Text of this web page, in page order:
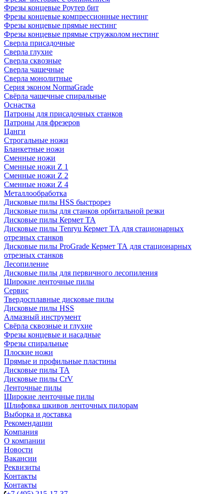
Фрезы концевые Роутер бит
Фрезы концевые компрессионные нестинг
Фрезы концевые прямые нестинг
Фрезы концевые прямые стружколом нестинг
Сверла присадочные
Сверла глухие
Сверла сквозные
Сверла чашечные
Сверла монолитные
Серия эконом NormaGrade
Свёрла чашечные спиральные
Оснастка
Патроны для присадочных станков
Патроны для фрезеров
Цанги
Строгальные ножи
Бланкетные ножи
Сменные ножи
Сменные ножи Z 1
Сменные ножи Z 2
Сменные ножи Z 4
Металлообработка
Дисковые пилы HSS быстрорез
Дисковые пилы для станков орбитальной резки
Дисковые пилы Кермет ТА
Дисковые пилы Tenryu Кермет ТА для стационарных
отрезных станков
Дисковые пилы ProGrade Кермет ТА для стационарных
отрезных станков
Лесопиление
Дисковые пилы для первичного лесопиления
Широкие ленточные пилы
Сервис
Твердосплавные дисковые пилы
Дисковые пилы HSS
Алмазный инструмент
Свёрла сквозные и глухие
Фрезы концевые и насадные
Фрезы спиральные
Плоские ножи
Прямые и профильные пластины
Дисковые пилы TA
Дисковые пилы CrV
Ленточные пилы
Широкие ленточные пилы
Шлифовка шкивов ленточных пилорам
Выборка и доставка
Рекомендации
Компания
О компании
Новости
Вакансии
Реквизиты
Контакты
Контакты